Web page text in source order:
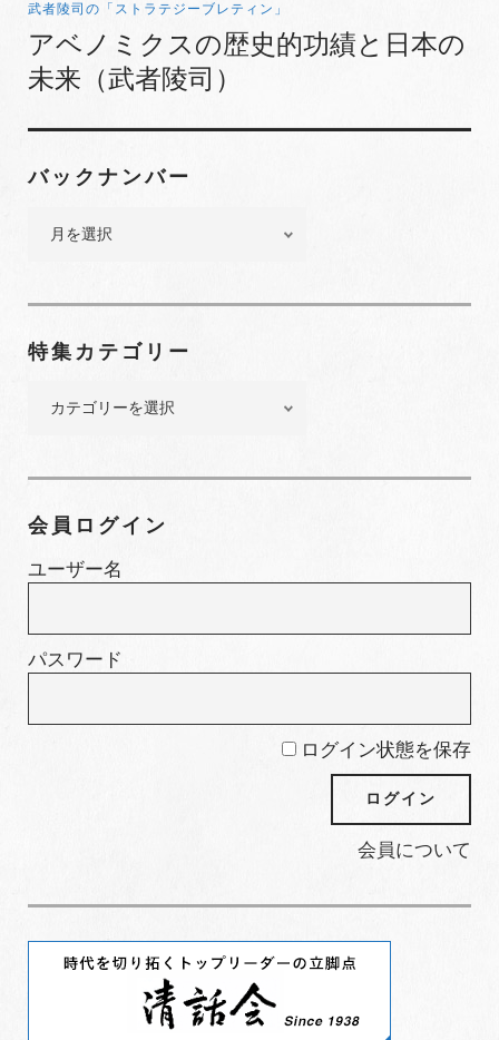
武者陵司の「ストラテジーブレティン」
アベノミクスの歴史的功績と日本の
未来（武者陵司）
バックナンバー
ナ
バ
特集カテゴリー
テ
リ
会員ログイン
ユーザー名
パスワード
ログイン状態を保存
会員について